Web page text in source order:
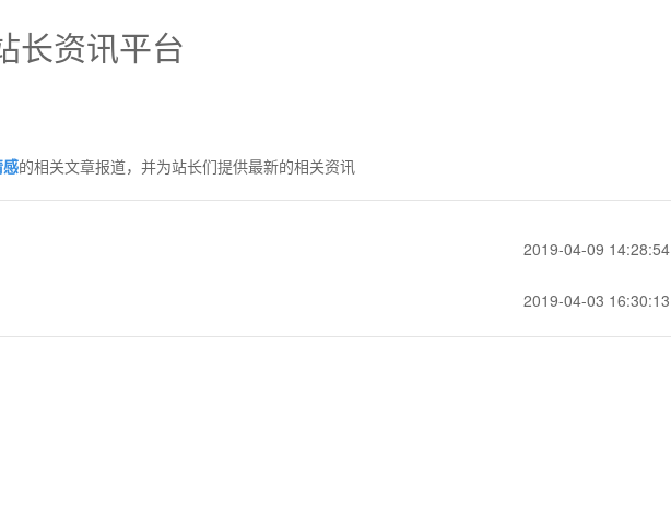
长资讯平台
的相关文章报道，并为站长们提供最新的相关资讯
2019-04-09 14:28:54
2019-04-03 16:30:13